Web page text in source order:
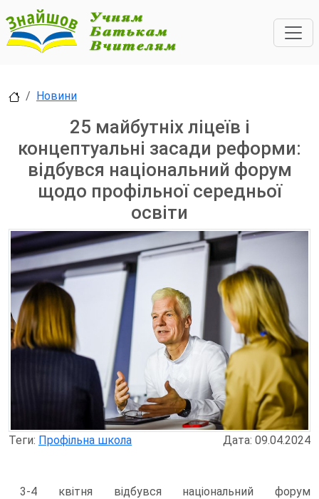
Новини
25 майбутніх ліцеїв і
концептуальні засади реформи:
відбувся національний форум
щодо профільної середньої
освіти
Теги: Профільна школа Дата: 09.04.2024
3-4 квітня відбувся національний форум